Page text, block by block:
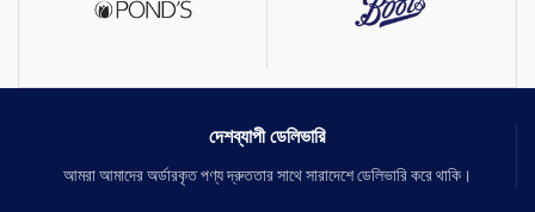
দেশব্যাপী ডেলিভারি
আমরা আমাদের অর্ডারকৃত পণ্য দ্রুততার সাথে সারাদেশে ডেলিভারি করে থাকি।